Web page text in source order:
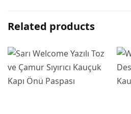
Related products